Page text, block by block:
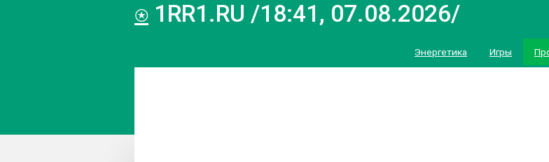
⍟ 1RR1.RU /18:41, 07.08.2026/
Энергетика Игры